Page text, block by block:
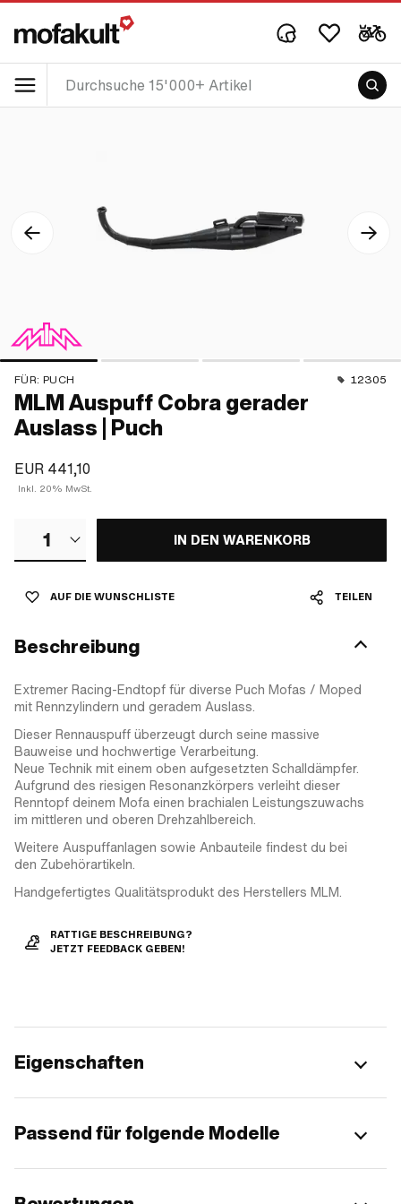
FÜR: PUCH 12305
MLM Auspuff Cobra gerader
Auslass | Puch
EUR 441,10
Inkl. 20% MwSt.
1 IN DEN WARENKORB
AUF DIE WUNSCHLISTE TEILEN
Beschreibung
Extremer Racing-Endtopf für diverse Puch Mofas / Moped
mit Rennzylindern und geradem Auslass.
Dieser Rennauspuff überzeugt durch seine massive
Bauweise und hochwertige Verarbeitung.
Neue Technik mit einem oben aufgesetzten Schalldämpfer.
Aufgrund des riesigen Resonanzkörpers verleiht dieser
Renntopf deinem Mofa einen brachialen Leistungszuwachs
im mittleren und oberen Drehzahlbereich.
Weitere Auspuffanlagen sowie Anbauteile findest du bei
den Zubehörartikeln.
Handgefertigtes Qualitätsprodukt des Herstellers MLM.
RATTIGE BESCHREIBUNG?
JETZT FEEDBACK GEBEN!
Eigenschaften
Passend für folgende Modelle